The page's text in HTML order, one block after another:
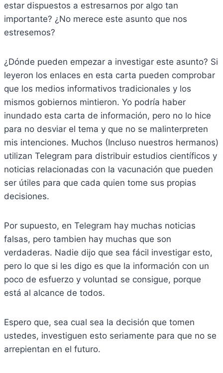
estar dispuestos a estresarnos por algo tan
importante? ¿No merece este asunto que nos
estresemos?
¿Dónde pueden empezar a investigar este asunto? Si
leyeron los enlaces en esta carta pueden comprobar
que los medios informativos tradicionales y los
mismos gobiernos mintieron. Yo podría haber
inundado esta carta de información, pero no lo hice
para no desviar el tema y que no se malinterpreten
mis intenciones. Muchos (Incluso nuestros hermanos)
utilizan Telegram para distribuir estudios científicos y
noticias relacionadas con la vacunación que pueden
ser útiles para que cada quien tome sus propias
decisiones.
Por supuesto, en Telegram hay muchas noticias
falsas, pero tambien hay muchas que son
verdaderas. Nadie dijo que sea fácil investigar esto,
pero lo que si les digo es que la información con un
poco de esfuerzo y voluntad se consigue, porque
está al alcance de todos.
Espero que, sea cual sea la decisión que tomen
ustedes, investiguen esto seriamente para que no se
arrepientan en el futuro.